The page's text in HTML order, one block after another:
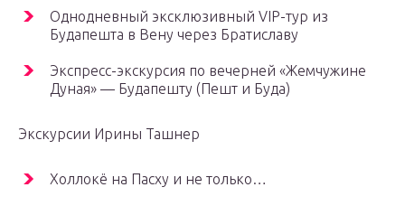
Однодневный эксклюзивный VIP-тур из
Будапешта в Вену через Братиславу
Экспресс-экскурсия по вечерней «Жемчужине
Дуная» — Будапешту (Пешт и Буда)
Экскурсии Ирины Ташнер
Холлокё на Пасху и не только…